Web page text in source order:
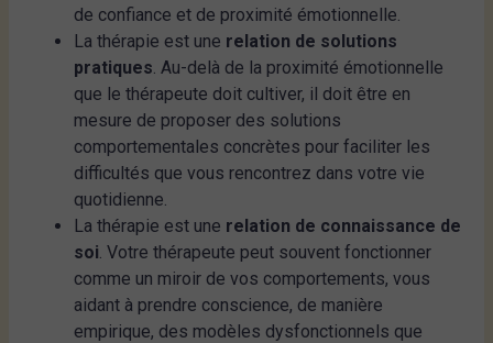
de confiance et de proximité émotionnelle.
La thérapie est une relation de solutions
pratiques. Au-delà de la proximité émotionnelle
que le thérapeute doit cultiver, il doit être en
mesure de proposer des solutions
comportementales concrètes pour faciliter les
difficultés que vous rencontrez dans votre vie
quotidienne.
La thérapie est une relation de connaissance de
soi. Votre thérapeute peut souvent fonctionner
comme un miroir de vos comportements, vous
aidant à prendre conscience, de manière
empirique, des modèles dysfonctionnels que